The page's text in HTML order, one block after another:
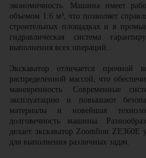
экономичность. Машина имеет
объемом 1.6 м³, что позволяет
строительных площадках и в
гидравлическая система
выполнения всех операций.
Экскаватор отличается прочной
распределенной массой, что
маневренность. Современные
эксплуатацию и повышают
материалы и новейшая
долговечность машины.
делает экскаватор Zoomlion
для выполнения различных задач.